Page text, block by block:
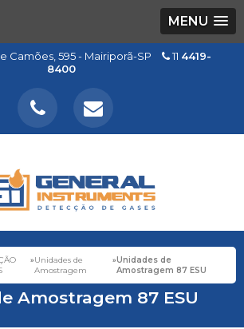
MENU
Camões, 595 - Mairiporã-SP 11 4419-
8400
»Unidades de
Amostragem
»Unidades de
Amostragem 87 ESU
Amostragem 87 ESU